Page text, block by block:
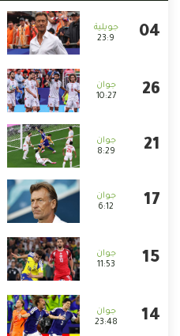
23:9
10:27
8:29
6:12
11:53
23:48